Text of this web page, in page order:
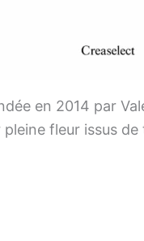
en 2014 par
fleur issus